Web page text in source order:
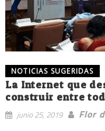
NOTICIAS SUGERIDAS
La Internet que
construir entre
junio 25, 2019 Flor